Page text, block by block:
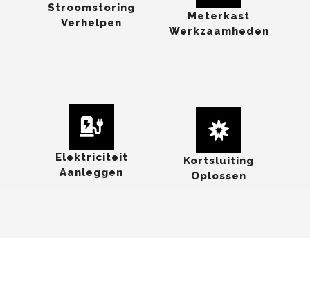
Stroomstoring
Verhelpen
Meterkast
Werkzaamheden
Elektriciteit
Aanleggen
Kortsluiting
Oplossen